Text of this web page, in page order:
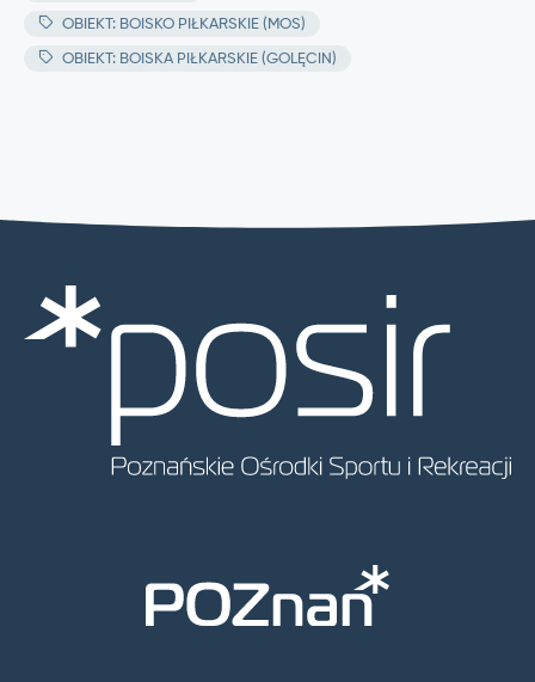
OBIEKT: BOISKO PIŁKARSKIE (MOS)
OBIEKT: BOISKA PIŁKARSKIE (GOLĘCIN)